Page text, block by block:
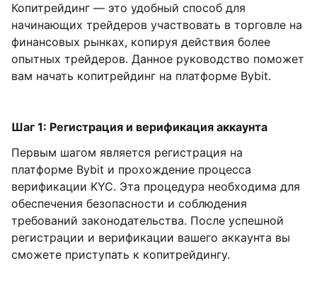
Копитрейдинг — это удобный способ для
начинающих трейдеров участвовать в торговле на
финансовых рынках, копируя действия более
опытных трейдеров. Данное руководство поможет
вам начать копитрейдинг на платформе Bybit.
Шаг 1: Регистрация и верификация аккаунта
Первым шагом является регистрация на
платформе Bybit и прохождение процесса
верификации KYC. Эта процедура необходима для
обеспечения безопасности и соблюдения
требований законодательства. После успешной
регистрации и верификации вашего аккаунта вы
сможете приступать к копитрейдингу.